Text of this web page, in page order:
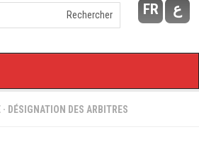
2019
FR ع
· DÉSIGNATION DES ARBITRES